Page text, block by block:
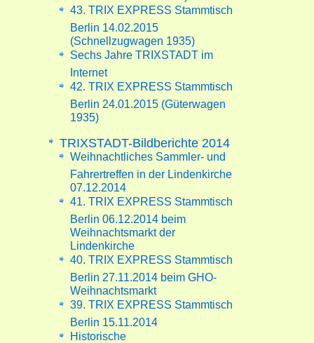
43. TRIX EXPRESS Stammtisch
Berlin 14.02.2015
(Schnellzugwagen 1935)
Sechs Jahre TRIXSTADT im
Internet
42. TRIX EXPRESS Stammtisch
Berlin 24.01.2015 (Güterwagen
1935)
TRIXSTADT-Bildberichte 2014
Weihnachtliches Sammler- und
Fahrertreffen in der Lindenkirche
07.12.2014
41. TRIX EXPRESS Stammtisch
Berlin 06.12.2014 beim
Weihnachtsmarkt der
Lindenkirche
40. TRIX EXPRESS Stammtisch
Berlin 27.11.2014 beim GHO-
Weihnachtsmarkt
39. TRIX EXPRESS Stammtisch
Berlin 15.11.2014
Historische